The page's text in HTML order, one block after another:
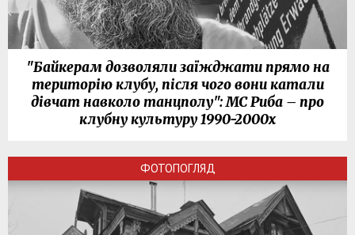
"Байкерам дозволяли заїжджати прямо на
територію клубу, після чого вони катали
дівчат навколо танцполу": МС Риба – про
клубну культуру 1990-2000х
ФОТОПОГЛЯД